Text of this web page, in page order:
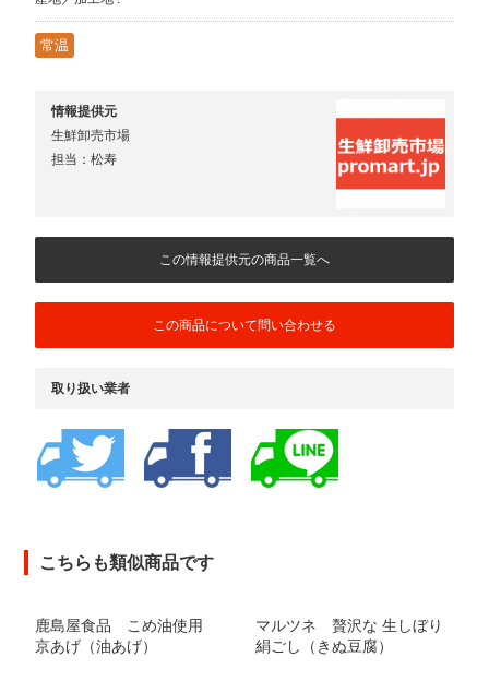
常温
情報提供元
生鮮卸売市場
担当：松寿
この情報提供元の商品一覧へ
この商品について問い合わせる
取り扱い業者
こちらも類似商品です
鹿島屋食品 こめ油使用
京あげ（油あげ）
マルツネ 贅沢な 生しぼり
絹ごし（きぬ豆腐）